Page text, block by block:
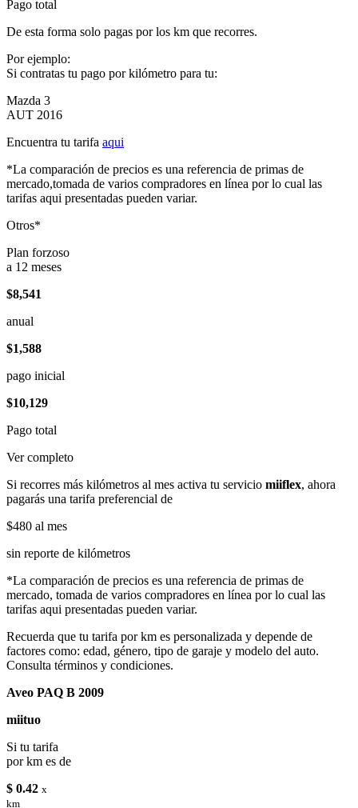
Pago total
De esta forma solo pagas por los km que recorres.
Por ejemplo:
Si contratas tu pago por kilómetro para tu:
Mazda 3
AUT 2016
Encuentra tu tarifa aqui
*La comparación de precios es una referencia de primas de
mercado,tomada de varios compradores en línea por lo cual las
tarifas aqui presentadas pueden variar.
Otros*
Plan forzoso
a 12 meses
$8,541
anual
$1,588
pago inicial
$10,129
Pago total
Ver completo
Si recorres más kilómetros al mes activa tu servicio miiflex, ahora
pagarás una tarifa preferencial de
$480 al mes
sin reporte de kilómetros
*La comparación de precios es una referencia de primas de
mercado, tomada de varios compradores en línea por lo cual las
tarifas aqui presentadas pueden variar.
Recuerda que tu tarifa por km es personalizada y depende de
factores como: edad, género, tipo de garaje y modelo del auto.
Consulta términos y condiciones.
Aveo PAQ B 2009
miituo
Si tu tarifa
por km es de
$ 0.42 x
km